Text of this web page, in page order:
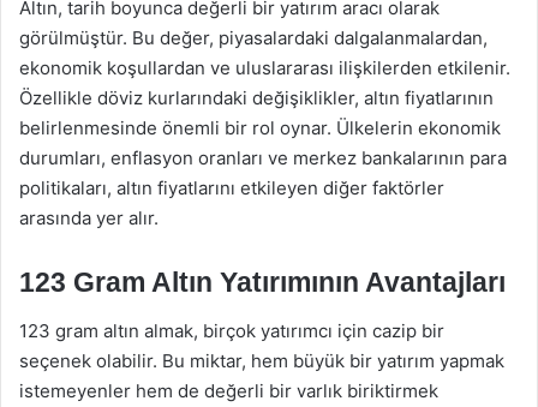
Altın, tarih boyunca değerli bir yatırım aracı olarak
görülmüştür. Bu değer, piyasalardaki dalgalanmalardan,
ekonomik koşullardan ve uluslararası ilişkilerden etkilenir.
Özellikle döviz kurlarındaki değişiklikler, altın fiyatlarının
belirlenmesinde önemli bir rol oynar. Ülkelerin ekonomik
durumları, enflasyon oranları ve merkez bankalarının para
politikaları, altın fiyatlarını etkileyen diğer faktörler
arasında yer alır.
123 Gram Altın Yatırımının Avantajları
123 gram altın almak, birçok yatırımcı için cazip bir
seçenek olabilir. Bu miktar, hem büyük bir yatırım yapmak
istemeyenler hem de değerli bir varlık biriktirmek